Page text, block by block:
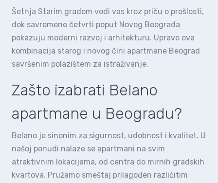
Šetnja Starim gradom vodi vas kroz priču o prošlosti,
dok savremene četvrti poput Novog Beograda
pokazuju moderni razvoj i arhitekturu. Upravo ova
kombinacija starog i novog čini apartmane Beograd
savršenim polazištem za istraživanje.
Zašto izabrati Belano
apartmane u Beogradu?
Belano je sinonim za sigurnost, udobnost i kvalitet. U
našoj ponudi nalaze se apartmani na svim
atraktivnim lokacijama, od centra do mirnih gradskih
kvartova. Pružamo smeštaj prilagođen različitim